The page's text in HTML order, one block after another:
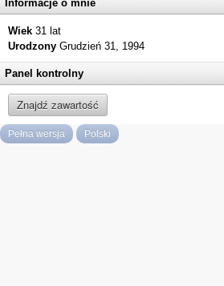
Informacje o mnie
Wiek 31 lat
Urodzony Grudzień 31, 1994
Panel kontrolny
Znajdź zawartość
Pełna wersja Polski